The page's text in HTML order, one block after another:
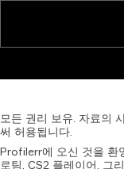
모든 권리 보유. 자료의
써 허용됩니다.
Profilerr에 오신 것을 환
로팀, CS2 플레이어, 그